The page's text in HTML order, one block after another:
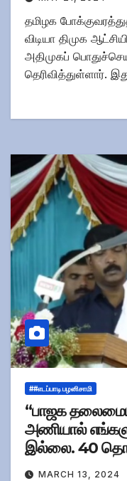
தமிழக
விடியா திமுக
அதிமுகப்
தெரிவித்துள்ளார்.
##எடப்பாடி பழனிசாமி
“பாஜக
அணியால்
இல்லை. 40
பெறுவோம்” -
MARCH 13, 2024